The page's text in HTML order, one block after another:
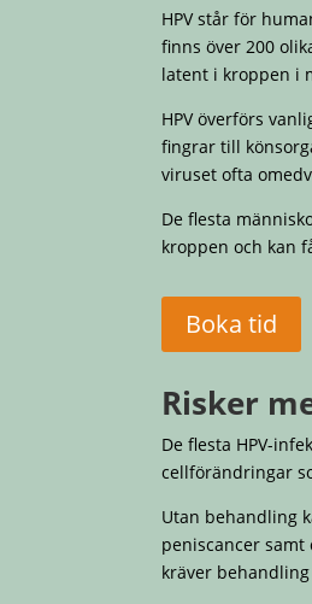
HPV står för
finns över 200
latent i kroppen i
HPV överförs
fingrar till
viruset ofta
De flesta
kroppen och kan
Boka tid
Risker
De flesta HPV-
cellförändringar
Utan behandling
peniscancer samt
kräver